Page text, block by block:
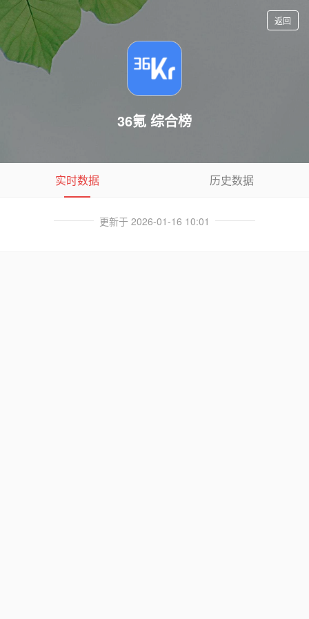
返回
36氪 综合榜
实时数据 历史数据
更新于 2026-01-16 10:01